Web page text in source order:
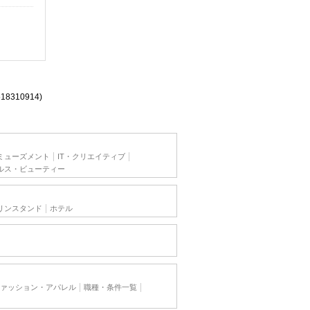
ューズメント
IT・クリエイティブ
ス・ビューティー
ンスタンド ホテル
ッション・アパレル 職種・条件一覧